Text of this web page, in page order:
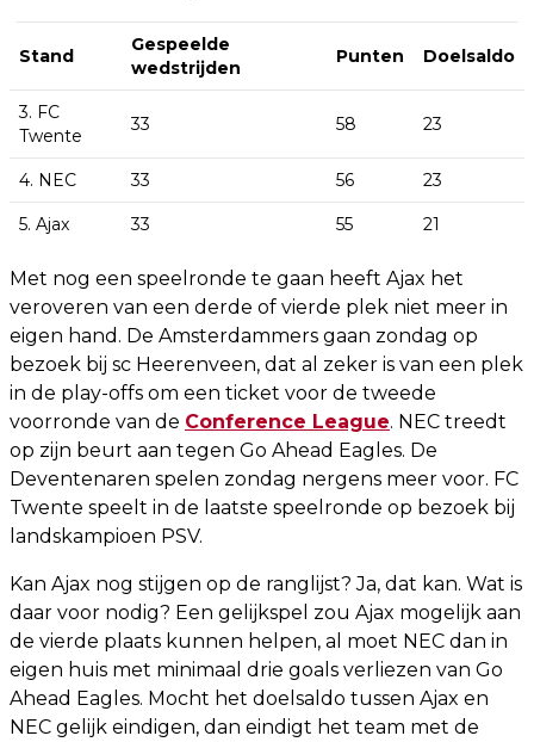
Stand
Gespeelde
wedstrijden
Punten Doelsaldo
3. FC
Twente
33 58 23
4. NEC 33 56 23
5. Ajax 33 55 21
Met nog een speelronde te gaan heeft Ajax het
veroveren van een derde of vierde plek niet meer in
eigen hand. De Amsterdammers gaan zondag op
bezoek bij sc Heerenveen, dat al zeker is van een plek
in de play-offs om een ticket voor de tweede
voorronde van de Conference League. NEC treedt
op zijn beurt aan tegen Go Ahead Eagles. De
Deventenaren spelen zondag nergens meer voor. FC
Twente speelt in de laatste speelronde op bezoek bij
landskampioen PSV.
Kan Ajax nog stijgen op de ranglijst? Ja, dat kan. Wat is
daar voor nodig? Een gelijkspel zou Ajax mogelijk aan
de vierde plaats kunnen helpen, al moet NEC dan in
eigen huis met minimaal drie goals verliezen van Go
Ahead Eagles. Mocht het doelsaldo tussen Ajax en
NEC gelijk eindigen, dan eindigt het team met de